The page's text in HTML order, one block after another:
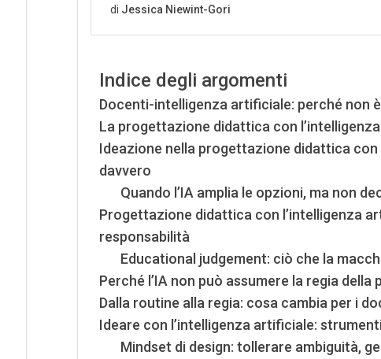
Indice degli argomenti
Docenti-intelligenza artificiale: perché non
La progettazione didattica con
Ideazione nella progettazione didattica
davvero
Quando l’IA amplia le opzioni, ma non
Progettazione didattica con l’intelligenza
responsabilità
Educational judgement: ciò che la
Perché l’IA non può assumere la regia
Dalla routine alla regia: cosa cambia per i
Ideare con l’intelligenza artificiale:
Mindset di design: tollerare ambiguità,